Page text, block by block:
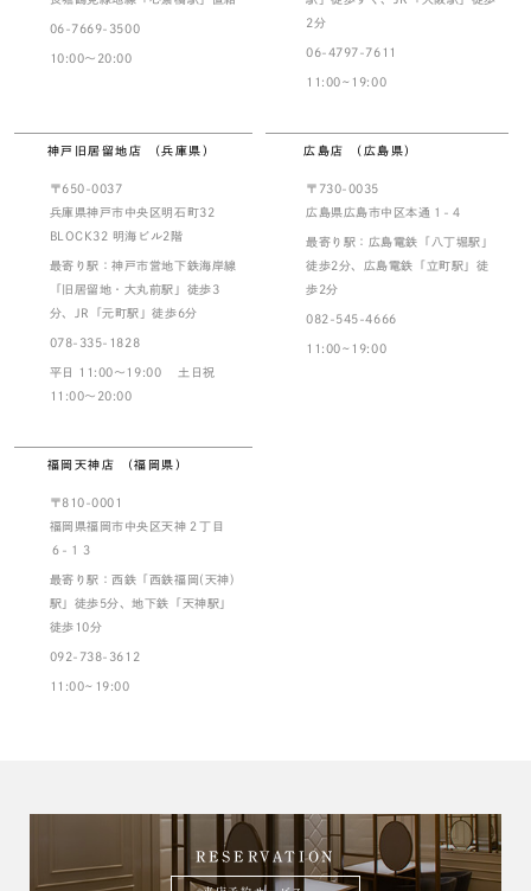
06-7669-3500
10:00～20:00
2分
06-4797-7611
11:00~19:00
神戸旧居留地店 （兵庫県）
〒650-0037
兵庫県神戸市中央区明石町32
BLOCK32 明海ビル2階
最寄り駅：神戸市営地下鉄海岸線
「旧居留地・大丸前駅」徒歩3
分、JR「元町駅」徒歩6分
078-335-1828
平日 11:00～19:00 土日祝
11:00～20:00
広島店 （広島県）
〒730-0035
広島県広島市中区本通１-４
最寄り駅：広島電鉄「八丁堀駅」
徒歩2分、広島電鉄「立町駅」徒
歩2分
082-545-4666
11:00~19:00
福岡天神店 （福岡県）
〒810-0001
福岡県福岡市中央区天神２丁目
６-１３
最寄り駅：西鉄「西鉄福岡(天神)
駅」徒歩5分、地下鉄「天神駅」
徒歩10分
092-738-3612
11:00~19:00
RESERVATION